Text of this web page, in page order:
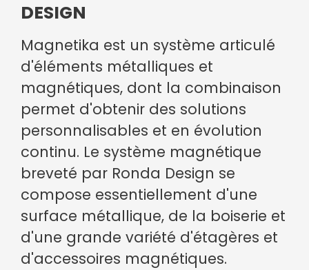
DESIGN
Magnetika est un système articulé
d'éléments métalliques et
magnétiques, dont la combinaison
permet d'obtenir des solutions
personnalisables et en évolution
continu. Le système magnétique
breveté par Ronda Design se
compose essentiellement d'une
surface métallique, de la boiserie et
d'une grande variété d'étagères et
d'accessoires magnétiques.